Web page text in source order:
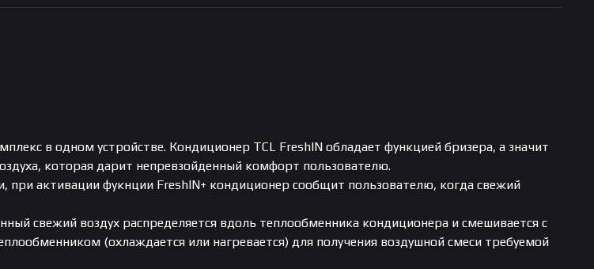
в одном устройстве. Кондиционер TCL FreshIN обладает функцией бризера, а значит
которая дарит непревзойденный комфорт пользователю.
при активации фукнции FreshIN+ кондиционер сообщит пользователю, когда свежий
свежий воздух распределяется вдоль теплообменника кондиционера и смешивается с
(охлаждается или нагревается) для получения воздушной смеси требуемой